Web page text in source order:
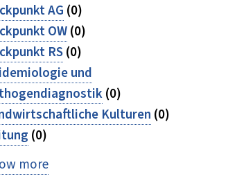
AG (0)
OW(0)
RS(0)
und
(0)
Kulturen (0)
(0)
more